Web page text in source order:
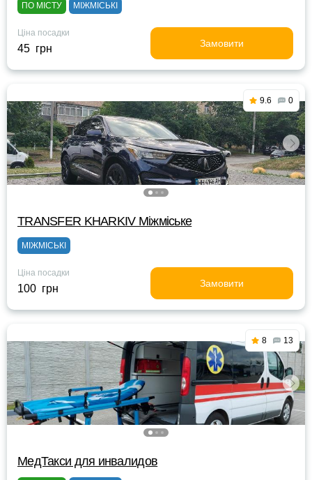
ПО МІСТУ МІЖМІСЬКІ
Ціна посадки
45 грн Замовити
9.6 0
TRANSFER KHARKIV Міжміське
МІЖМІСЬКІ
Ціна посадки
100 грн Замовити
8 13
МедТакси для инвалидов